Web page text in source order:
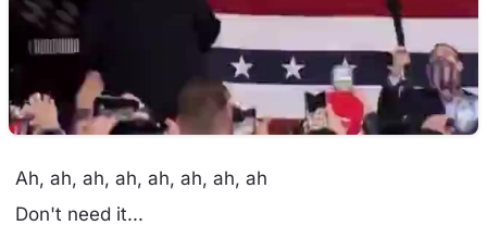
Ah, ah, ah, ah, ah, ah, ah, ah
Don't need it...